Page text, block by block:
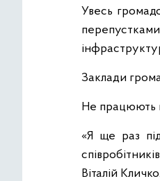
Увесь
Заклади
Не працюють
«Я ще раз
Віталій Кличко.